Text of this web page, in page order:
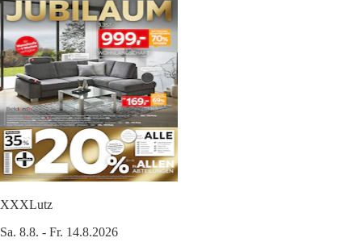
XXXLutz
Sa. 8.8. - Fr. 14.8.2026